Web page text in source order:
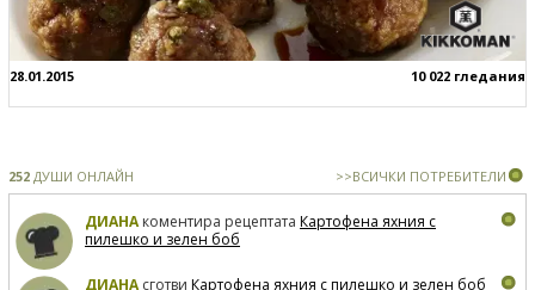
28.01.2015 10 022 гледания
252 ДУШИ ОНЛАЙН >>ВСИЧКИ ПОТРЕБИТЕЛИ
ДИАНАкоментира рецептата Картофена яхния с
пилешко и зелен боб
ДИАНАсготви Картофена яхния с пилешко и зелен боб